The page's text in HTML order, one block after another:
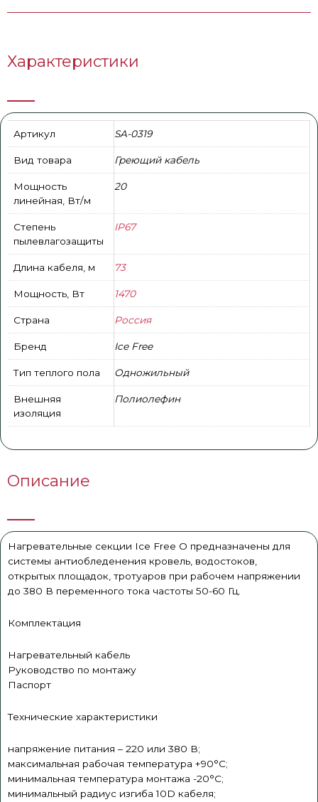
Характеристики
Артикул SA-0319
Вид товара Греющий кабель
Мощность
линейная, Вт/м
20
Степень
пылевлагозащиты
IP67
Длина кабеля, м 73
Мощность, Вт 1470
Страна Россия
Бренд Ice Free
Тип теплого пола Одножильный
Внешняя
изоляция
Полиолефин
Описание
Нагревательные секции Ice Free O предназначены для
системы антиобледенения кровель, водостоков,
открытых площадок, тротуаров при рабочем напряжении
до 380 В переменного тока частоты 50-60 Гц.
Комплектация
Нагревательный кабель
Руководство по монтажу
Паспорт
Технические характеристики
напряжение питания – 220 или 380 В;
максимальная рабочая температура +90°С;
минимальная температура монтажа -20°С;
минимальный радиус изгиба 10D кабеля;